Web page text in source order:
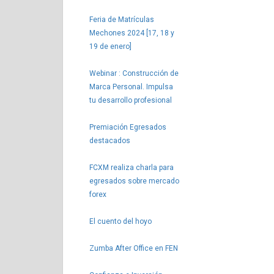
Feria de Matrículas
Mechones 2024 [17, 18 y
19 de enero]
Webinar : Construcción de
Marca Personal. Impulsa
tu desarrollo profesional
Premiación Egresados
destacados
FCXM realiza charla para
egresados sobre mercado
forex
El cuento del hoyo
Zumba After Office en FEN